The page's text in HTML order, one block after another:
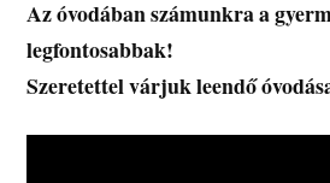
Az óvodában számunkra a
legfontosabbak!
Szeretettel várjuk leendő